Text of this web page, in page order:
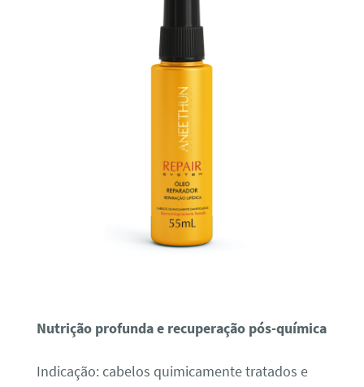
Nutrição profunda e recuperação pós-química
Indicação: cabelos quimicamente tratados e